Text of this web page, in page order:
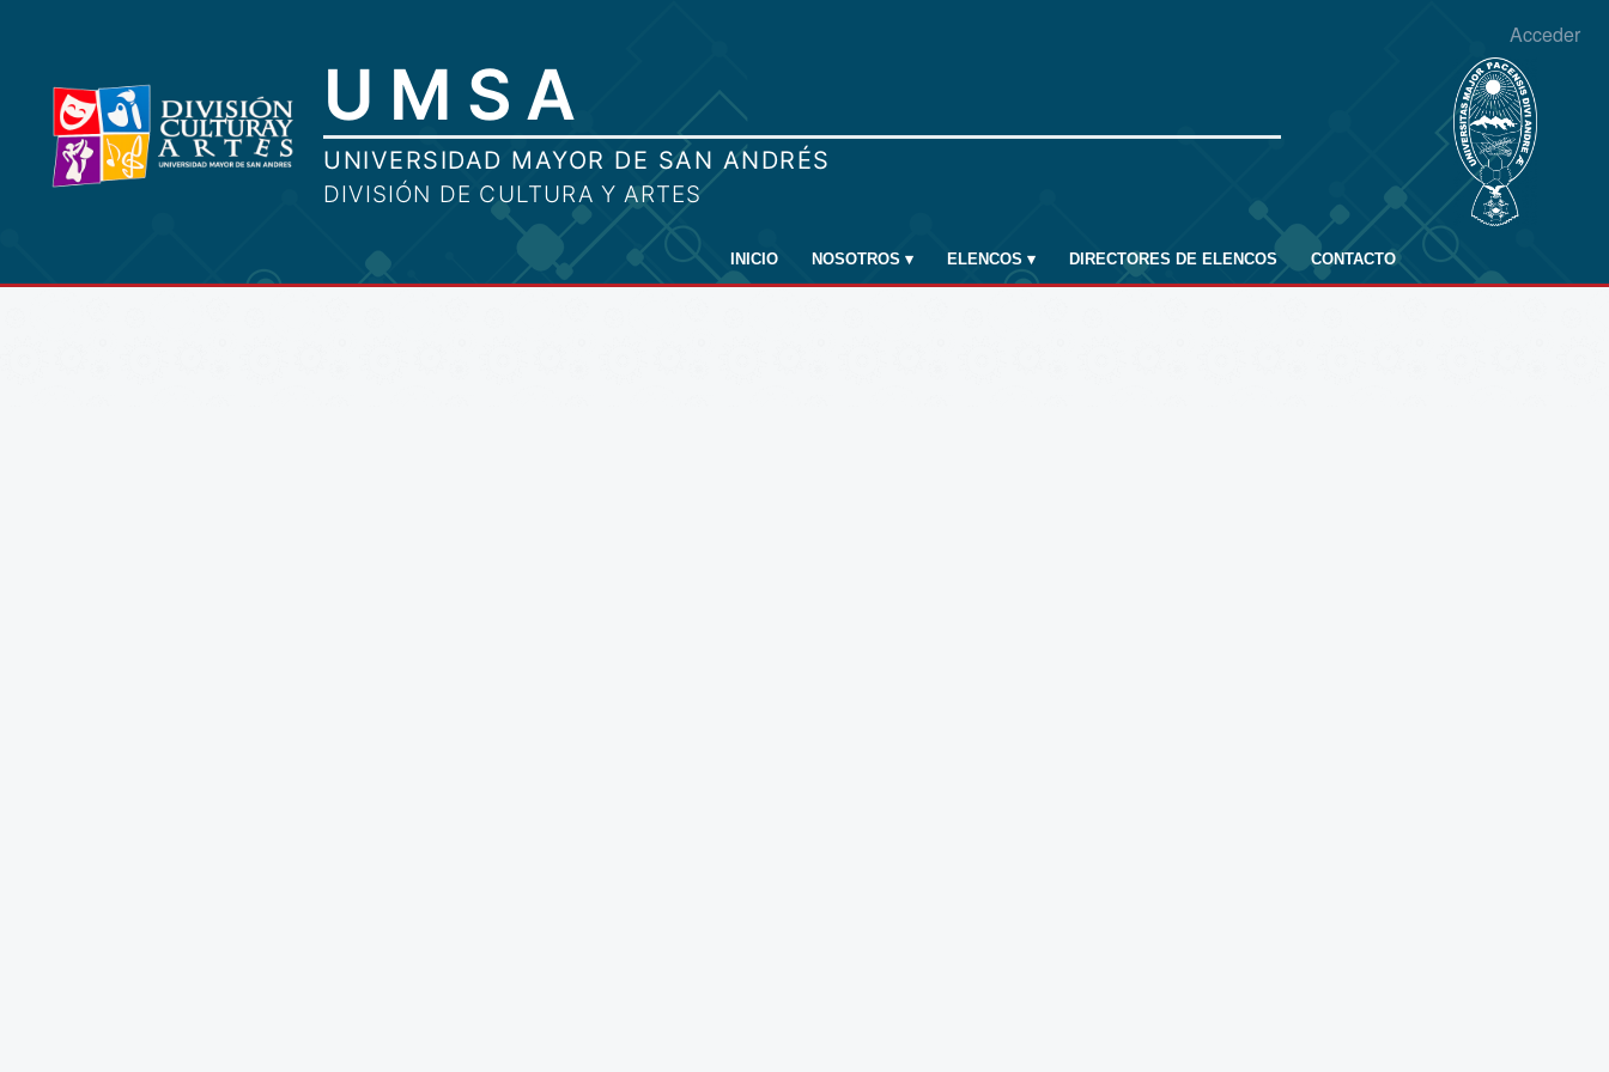
Acceder
INICIO NOSOTROS ▾ ELENCOS ▾ DIRECTORES DE ELENCOS CONTACTO